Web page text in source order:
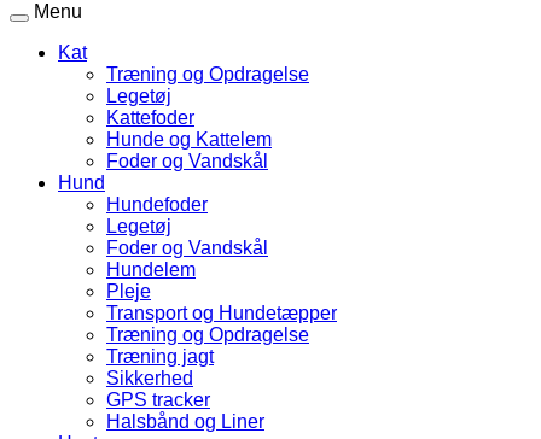
Menu
Kat
Træning og Opdragelse
Legetøj
Kattefoder
Hunde og Kattelem
Foder og Vandskål
Hund
Hundefoder
Legetøj
Foder og Vandskål
Hundelem
Pleje
Transport og Hundetæpper
Træning og Opdragelse
Træning jagt
Sikkerhed
GPS tracker
Halsbånd og Liner